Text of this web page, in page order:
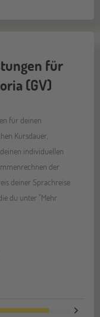
für
(GV)
für deinen
Kursdauer,
individuellen
der
deiner Sprachreise
du unter "Mehr